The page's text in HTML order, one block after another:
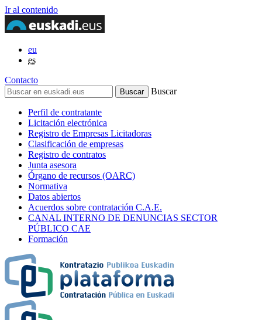
Ir al contenido
eu
es
Contacto
Buscar
Perfil de contratante
Licitación electrónica
Registro de Empresas Licitadoras
Clasificación de empresas
Registro de contratos
Junta asesora
Órgano de recursos (OARC)
Normativa
Datos abiertos
Acuerdos sobre contratación C.A.E.
CANAL INTERNO DE DENUNCIAS SECTOR
PÚBLICO CAE
Formación